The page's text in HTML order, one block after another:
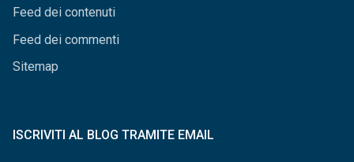
Feed dei contenuti
Feed dei commenti
Sitemap
ISCRIVITI AL BLOG TRAMITE EMAIL